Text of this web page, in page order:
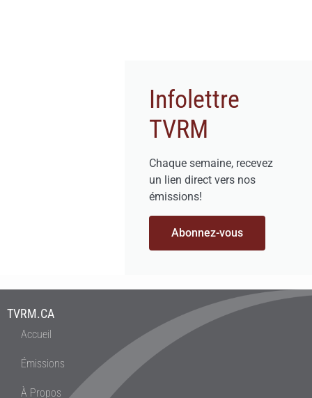
Infolettre
TVRM
Chaque semaine, recevez
un lien direct vers nos
émissions!
Abonnez-vous
TVRM.CA
Accueil
Émissions
À Propos